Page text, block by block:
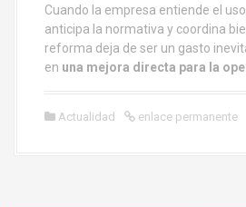
Cuando la empresa entiende el
anticipa la normativa y coordina
reforma deja de ser un gasto
en una mejora directa para la
Actualidad enlace permanente